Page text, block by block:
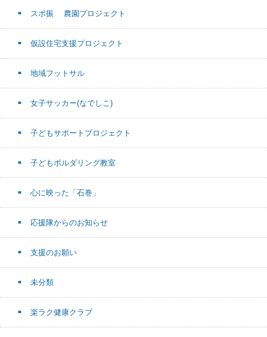
スポ振 農園プロジェクト
仮設住宅支援プロジェクト
地域フットサル
女子サッカー(なでしこ)
子どもサポートプロジェクト
子どもボルダリング教室
心に映った「石巻」
応援隊からのお知らせ
支援のお願い
未分類
楽ラク健康クラブ